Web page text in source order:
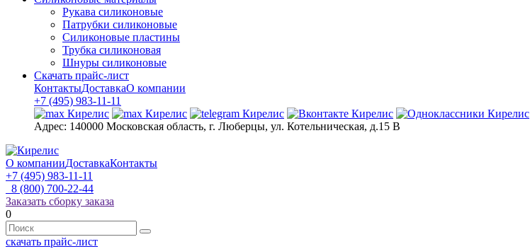
Рукава силиконовые
Патрубки силиконовые
Силиконовые пластины
Трубка силиконовая
Шнуры силиконовые
Скачать прайс-лист
КонтактыДоставкаО компании
+7 (495) 983-11-11
Адрес: 140000 Московская область, г. Люберцы, ул. Котельническая, д.15 В
О компанииДоставкаКонтакты
+7 (495) 983-11-11
8 (800) 700-22-44
Заказать сборку заказа
0
скачать прайс-лист